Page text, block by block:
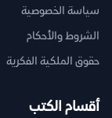
سياسة الخصوصية
الشروط والأحكام
حقوق الملكية الفكرية
أقسام الكتب